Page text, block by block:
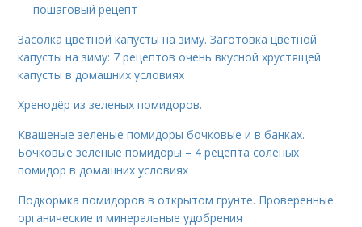
— пошаговый рецепт
Засолка цветной капусты на зиму. Заготовка цветной
капусты на зиму: 7 рецептов очень вкусной хрустящей
капусты в домашних условиях
Хренодёр из зеленых помидоров.
Квашеные зеленые помидоры бочковые и в банках.
Бочковые зеленые помидоры – 4 рецепта соленых
помидор в домашних условиях
Подкормка помидоров в открытом грунте. Проверенные
органические и минеральные удобрения